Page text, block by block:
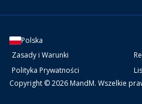
Polska
Zasady i Warunki
Polityka Prywatności
Copyright © 2026 MandM. Wszelkie